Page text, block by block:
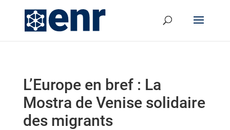
L’Europe en bref : La
Mostra de Venise solidaire
des migrants